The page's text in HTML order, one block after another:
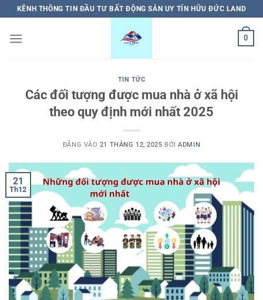
qua
nội
KÊNH THÔNG TIN ĐẦU TƯ BẤT ĐỘNG SẢN UY TÍN HỮU ĐỨC LAND
0
TIN TỨC
Các đối tượng được mua nhà ở xã hội
theo quy định mới nhất 2025
ĐĂNG VÀO 21 THÁNG 12, 2025 BỞIADMIN
21
Th12